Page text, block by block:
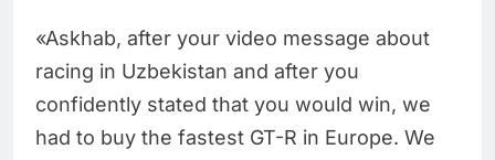
«Askhab, after your video message about
racing in Uzbekistan and after you
confidently stated that you would win, we
had to buy the fastest GT-R in Europe. We